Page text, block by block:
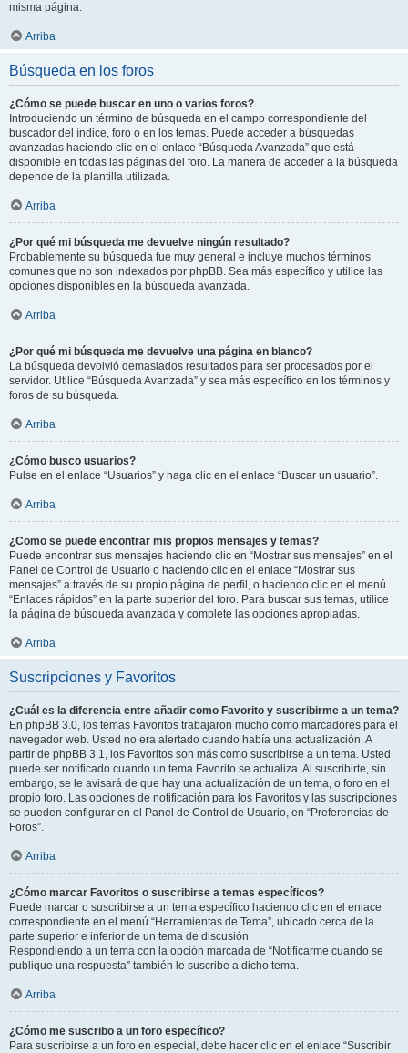
misma página.
Arriba
Búsqueda en los foros
¿Cómo se puede buscar en uno o varios foros?
Introduciendo un término de búsqueda en el campo correspondiente del
buscador del índice, foro o en los temas. Puede acceder a búsquedas
avanzadas haciendo clic en el enlace “Búsqueda Avanzada” que está
disponible en todas las páginas del foro. La manera de acceder a la búsqueda
depende de la plantilla utilizada.
Arriba
¿Por qué mi búsqueda me devuelve ningún resultado?
Probablemente su búsqueda fue muy general e incluye muchos términos
comunes que no son indexados por phpBB. Sea más específico y utilice las
opciones disponibles en la búsqueda avanzada.
Arriba
¿Por qué mi búsqueda me devuelve una página en blanco?
La búsqueda devolvió demasiados resultados para ser procesados por el
servidor. Utilice “Búsqueda Avanzada” y sea más específico en los términos y
foros de su búsqueda.
Arriba
¿Cómo busco usuarios?
Pulse en el enlace “Usuarios” y haga clic en el enlace “Buscar un usuario”.
Arriba
¿Como se puede encontrar mis propios mensajes y temas?
Puede encontrar sus mensajes haciendo clic en “Mostrar sus mensajes” en el
Panel de Control de Usuario o haciendo clic en el enlace “Mostrar sus
mensajes” a través de su propio página de perfil, o haciendo clic en el menú
“Enlaces rápidos” en la parte superior del foro. Para buscar sus temas, utilice
la página de búsqueda avanzada y complete las opciones apropiadas.
Arriba
Suscripciones y Favoritos
¿Cuál es la diferencia entre añadir como Favorito y suscribirme a un tema?
En phpBB 3.0, los temas Favoritos trabajaron mucho como marcadores para el
navegador web. Usted no era alertado cuando había una actualización. A
partir de phpBB 3.1, los Favoritos son más como suscribirse a un tema. Usted
puede ser notificado cuando un tema Favorito se actualiza. Al suscribirte, sin
embargo, se le avisará de que hay una actualización de un tema, o foro en el
propio foro. Las opciones de notificación para los Favoritos y las suscripciones
se pueden configurar en el Panel de Control de Usuario, en “Preferencias de
Foros”.
Arriba
¿Cómo marcar Favoritos o suscribirse a temas específicos?
Puede marcar o suscribirse a un tema específico haciendo clic en el enlace
correspondiente en el menú “Herramientas de Tema”, ubicado cerca de la
parte superior e inferior de un tema de discusión.
Respondiendo a un tema con la opción marcada de “Notificarme cuando se
publique una respuesta” también le suscribe a dicho tema.
Arriba
¿Cómo me suscribo a un foro específico?
Para suscribirse a un foro en especial, debe hacer clic en el enlace “Suscribir